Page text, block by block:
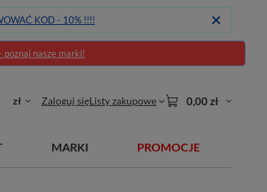
KOD - 10% !!!!
poznaj nasze marki!
zł Zaloguj sięListy zakupowe 0,00 zł
MARKI PROMOCJE